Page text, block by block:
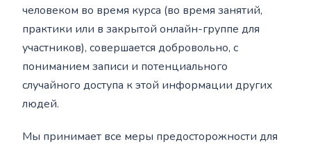
человеком во время курса (во время занятий,
практики или в закрытой онлайн-группе для
участников), совершается добровольно, с
пониманием записи и потенциального
случайного доступа к этой информации других
людей.
Мы принимает все меры предосторожности для